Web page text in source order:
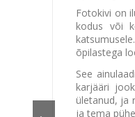
Fotokivi on
kodus või
õpilastega
See
karjääri
ületanud, ja
ja tema